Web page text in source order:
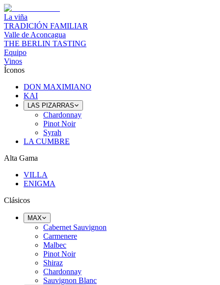
La viña
TRADICIÓN FAMILIAR
Valle de Aconcagua
THE BERLIN TASTING
Equipo
Vinos
Íconos
DON MAXIMIANO
KAI
LAS PIZARRAS
Chardonnay
Pinot Noir
Syrah
LA CUMBRE
Alta Gama
VILLA
ENIGMA
Clásicos
MAX
Cabernet Sauvignon
Carmenere
Malbec
Pinot Noir
Shiraz
Chardonnay
Sauvignon Blanc